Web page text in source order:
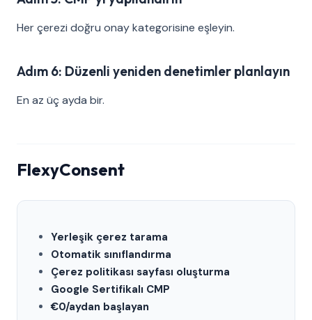
Her çerezi doğru onay kategorisine eşleyin.
Adım 6: Düzenli yeniden denetimler planlayın
En az üç ayda bir.
FlexyConsent
Yerleşik çerez tarama
Otomatik sınıflandırma
Çerez politikası sayfası oluşturma
Google Sertifikalı CMP
€0/aydan başlayan